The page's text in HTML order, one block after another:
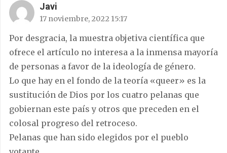
Javi
17 noviembre, 2022 15:17
Por desgracia, la muestra objetiva científica que
ofrece el artículo no interesa a la inmensa mayoría
de personas a favor de la ideología de género.
Lo que hay en el fondo de la teoría «queer» es la
sustitución de Dios por los cuatro pelanas que
gobiernan este país y otros que preceden en el
colosal progreso del retroceso.
Pelanas que han sido elegidos por el pueblo